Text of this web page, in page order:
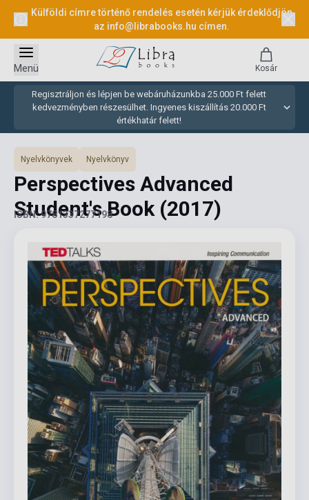
Külföldi címre történő rendelés esetén kérjük érdeklődjön
az info@librabooks.hu címen.
Regisztráljon és lépjen be webáruházunkba 25.000 Ft felett
kedvezményben részesülhet. Ingyenes kiszállítás 20.000 Ft
értékhatár felett!
Menü Kosár
Nyelvkönyvek Nyelvkönyv
Perspectives Advanced
Student's Book (2017)
ISBN: 9781337277198